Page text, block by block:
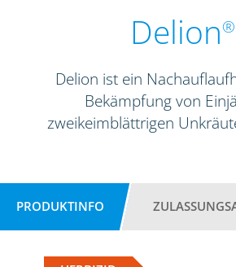
Delion®
Delion ist ein
Bekämpfung von
zweikeimblättrigen
PRODUKTINFO